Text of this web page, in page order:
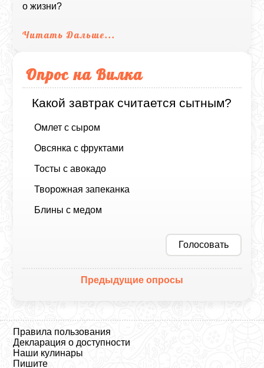
о жизни?
Читать Дальше...
Опрос на Вилка
Какой завтрак считается сытным?
Омлет с сыром
Овсянка с фруктами
Тосты с авокадо
Творожная запеканка
Блины с медом
Голосовать
Предыдущие опросы
Правила пользования
Декларация о доступности
Наши кулинары
Пишите